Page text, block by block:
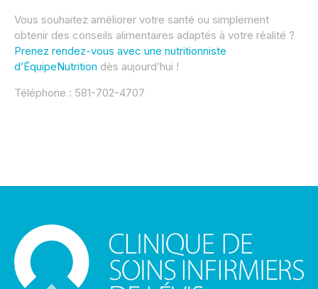
Vous souhaitez améliorer votre santé ou simplement
obtenir des conseils alimentaires adaptés à votre réalité ?
Prenez rendez-vous avec une nutritionniste
d’ÉquipeNutrition dès aujourd’hui !
Téléphone : 581-702-4707